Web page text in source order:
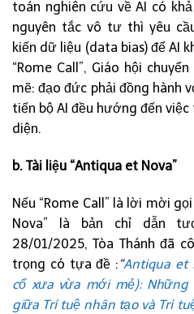
toán nghiên cứu về AI có
nguyên tắc vô tư thì yêu
kiến dữ liệu (data bias) để AI
“Rome Call”, Giáo hội
mẽ: đạo đức phải đồng hành
tiến bộ AI đều hướng đến
diện.
b. Tài liệu “Antiqua et Nova”
Nếu “Rome Call” là lời mời
Nova” là bản chỉ dẫn
28/01/2025, Tòa Thánh đã
trọng có tựa đề : “Antiqua et
cổ xưa vừa mới mẻ):
giữa Trí tuệ nhân tạo và Trí